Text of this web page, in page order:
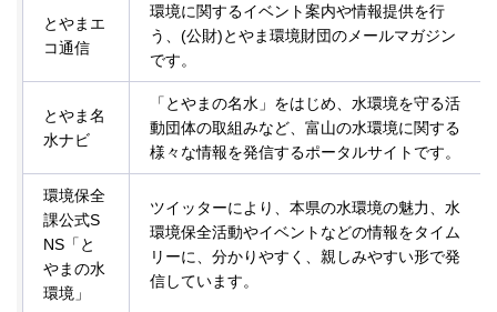
とやまエ
コ通信
環境に関するイベント案内や情報提供を行
う、(公財)とやま環境財団のメールマガジン
です。
とやま名
水ナビ
「とやまの名水」をはじめ、水環境を守る活
動団体の取組みなど、富山の水環境に関する
様々な情報を発信するポータルサイトです。
環境保全
課公式S
NS「と
やまの水
環境」
ツイッターにより、本県の水環境の魅力、水
環境保全活動やイベントなどの情報をタイム
リーに、分かりやすく、親しみやすい形で発
信しています。